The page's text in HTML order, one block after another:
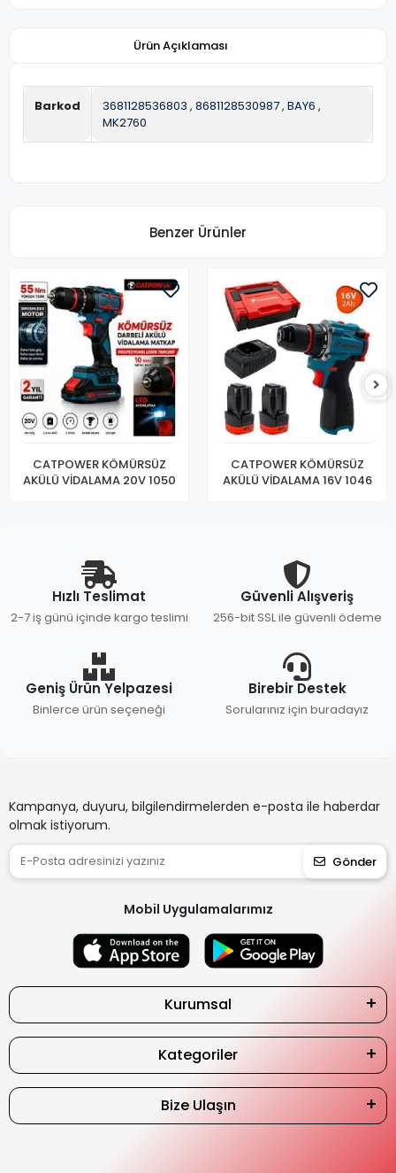
Ürün Açıklaması
Barkod 3681128536803 , 8681128530987, BAY6 ,
MK2760
Benzer Ürünler
CATPOWER KÖMÜRSÜZ
AKÜLÜ VİDALAMA 20V 1050
CATPOWER KÖMÜRSÜZ
AKÜLÜ VİDALAMA 16V 1046
Hızlı Teslimat
2-7 iş günü içinde kargo teslimi
Güvenli Alışveriş
256-bit SSL ile güvenli ödeme
Geniş Ürün Yelpazesi
Binlerce ürün seçeneği
Birebir Destek
Sorularınız için buradayız
Kampanya, duyuru, bilgilendirmelerden e-posta ile haberdar
olmak istiyorum.
Gönder
Mobil Uygulamalarımız
Kurumsal
Kategoriler
Bize Ulaşın